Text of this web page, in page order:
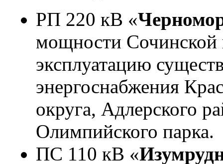
РП 220 кВ «
мощности
эксплуатацию
энергоснабжения
округа, Адлерского
Олимпийского парка.
ПС 110 кВ «